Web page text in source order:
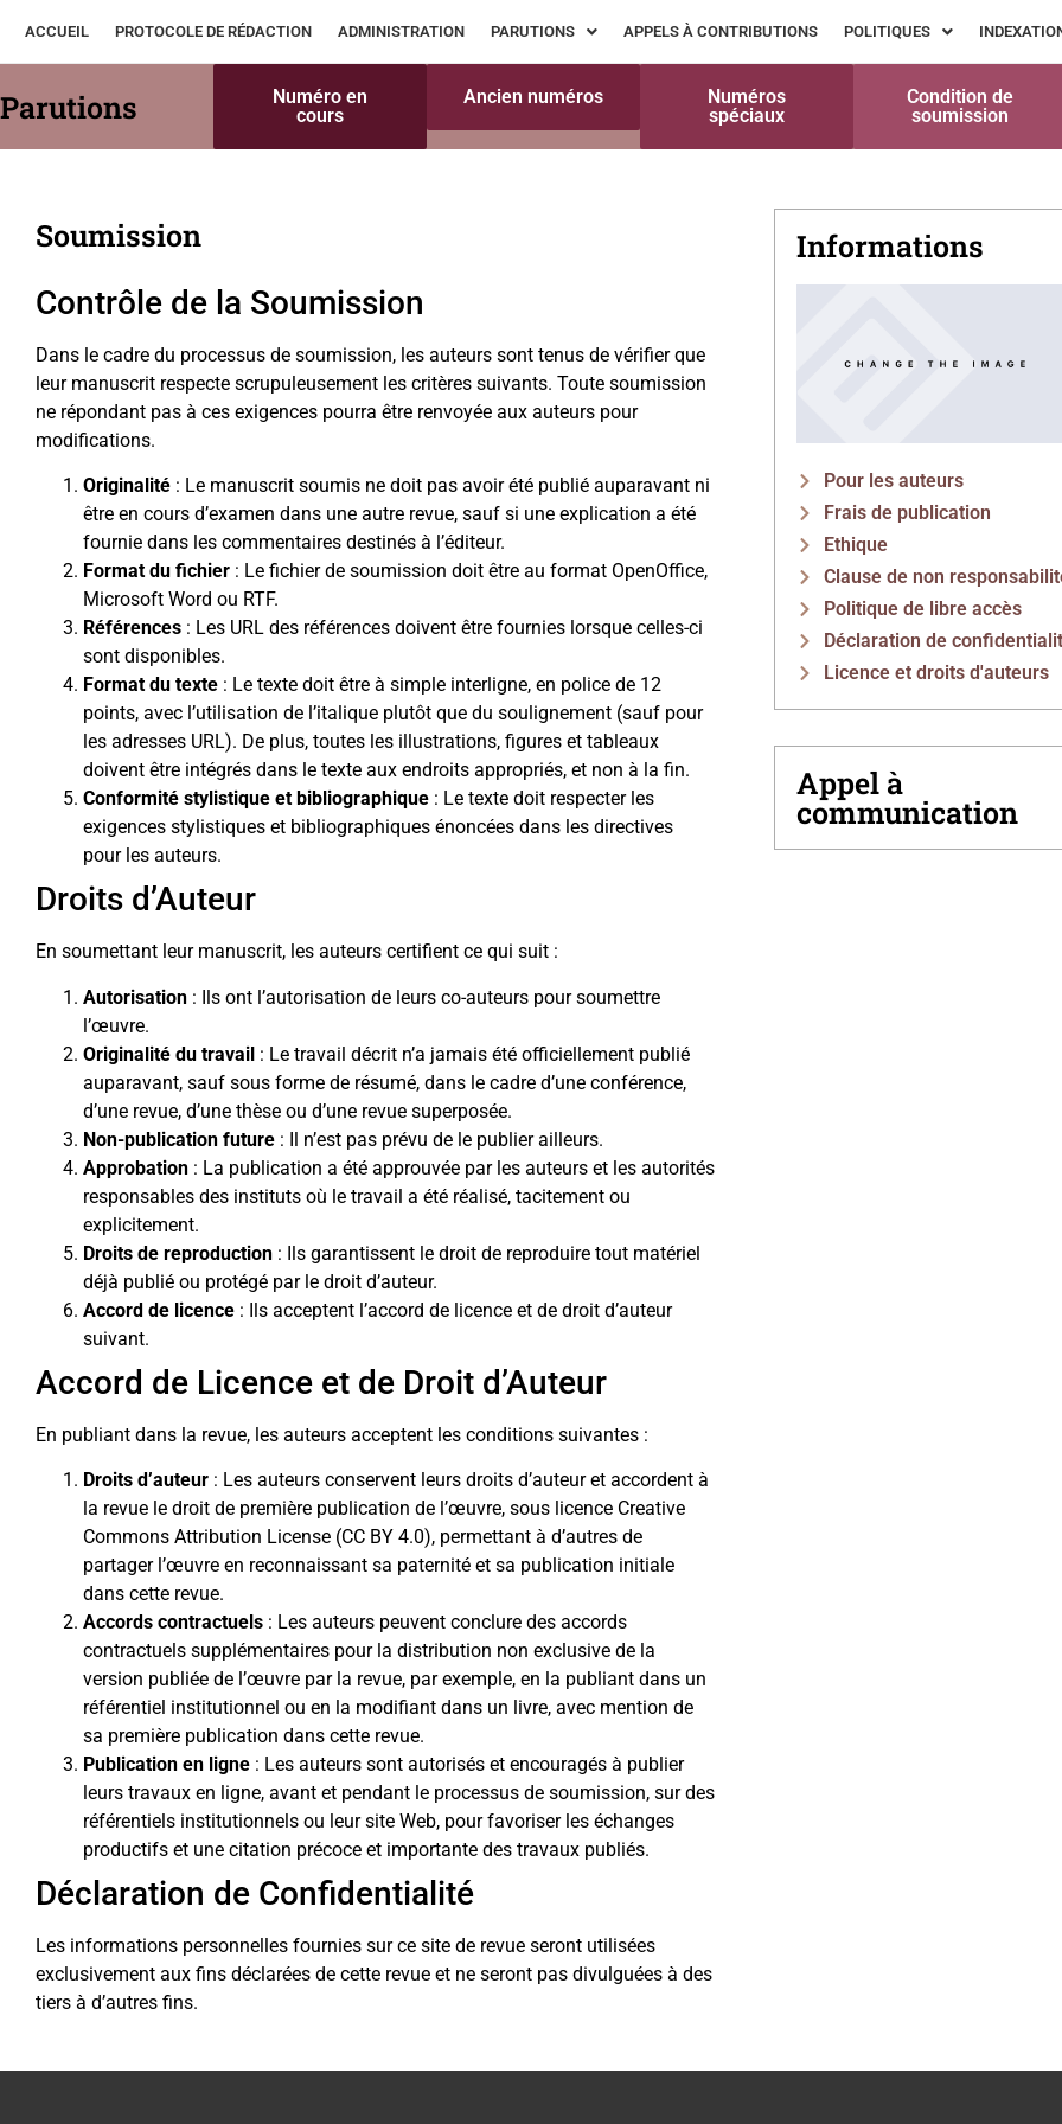
ACCUEIL PROTOCOLE DE RÉDACTION ADMINISTRATION PARUTIONS APPELS À CONTRIBUTIONS POLITIQUES
Parutions
Numéro en
cours
Ancien numéros
Numéros
spéciaux
Condition de
soumission
Soumission
Contrôle de la Soumission
Dans le cadre du processus de soumission, les auteurs sont tenus de vérifier que
leur manuscrit respecte scrupuleusement les critères suivants. Toute soumission
ne répondant pas à ces exigences pourra être renvoyée aux auteurs pour
modifications.
Originalité : Le manuscrit soumis ne doit pas avoir été publié auparavant ni
être en cours d’examen dans une autre revue, sauf si une explication a été
fournie dans les commentaires destinés à l’éditeur.
Format du fichier : Le fichier de soumission doit être au format OpenOffice,
Microsoft Word ou RTF.
Références : Les URL des références doivent être fournies lorsque celles-ci
sont disponibles.
Format du texte : Le texte doit être à simple interligne, en police de 12
points, avec l’utilisation de l’italique plutôt que du soulignement (sauf pour
les adresses URL). De plus, toutes les illustrations, figures et tableaux
doivent être intégrés dans le texte aux endroits appropriés, et non à la fin.
Conformité stylistique et bibliographique : Le texte doit respecter les
exigences stylistiques et bibliographiques énoncées dans les directives
pour les auteurs.
Droits d’Auteur
En soumettant leur manuscrit, les auteurs certifient ce qui suit :
Autorisation : Ils ont l’autorisation de leurs co-auteurs pour soumettre
l’œuvre.
Originalité du travail : Le travail décrit n’a jamais été officiellement publié
auparavant, sauf sous forme de résumé, dans le cadre d’une conférence,
d’une revue, d’une thèse ou d’une revue superposée.
Non-publication future : Il n’est pas prévu de le publier ailleurs.
Approbation : La publication a été approuvée par les auteurs et les autorités
responsables des instituts où le travail a été réalisé, tacitement ou
explicitement.
Droits de reproduction : Ils garantissent le droit de reproduire tout matériel
déjà publié ou protégé par le droit d’auteur.
Accord de licence : Ils acceptent l’accord de licence et de droit d’auteur
suivant.
Accord de Licence et de Droit d’Auteur
En publiant dans la revue, les auteurs acceptent les conditions suivantes :
Droits d’auteur : Les auteurs conservent leurs droits d’auteur et accordent à
la revue le droit de première publication de l’œuvre, sous licence Creative
Commons Attribution License (CC BY 4.0), permettant à d’autres de
partager l’œuvre en reconnaissant sa paternité et sa publication initiale
dans cette revue.
Accords contractuels : Les auteurs peuvent conclure des accords
contractuels supplémentaires pour la distribution non exclusive de la
version publiée de l’œuvre par la revue, par exemple, en la publiant dans un
référentiel institutionnel ou en la modifiant dans un livre, avec mention de
sa première publication dans cette revue.
Publication en ligne : Les auteurs sont autorisés et encouragés à publier
leurs travaux en ligne, avant et pendant le processus de soumission, sur des
référentiels institutionnels ou leur site Web, pour favoriser les échanges
productifs et une citation précoce et importante des travaux publiés.
Déclaration de Confidentialité
Les informations personnelles fournies sur ce site de revue seront utilisées
exclusivement aux fins déclarées de cette revue et ne seront pas divulguées à des
tiers à d’autres fins.
Informations
Pour les auteurs
Frais de publication
Ethique
Clause de non
Politique de libre accès
Déclaration de
Licence et droits d'auteurs
Appel à
communication